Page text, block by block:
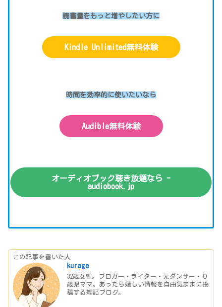
読書量をもっと増やしたい方に
Kindle Unlimited無料体験
時間を効率的に使いたいなら
Audible無料体験
オーディオブック聴き放題なら -
audiobook.jp
この記事を書いた人
kurage
32歳女性。ブロガー・ライター・元ダンサー・０
歳児ママ。あったら嬉しい情報を自由気ままに投
稿する雑記ブログ。